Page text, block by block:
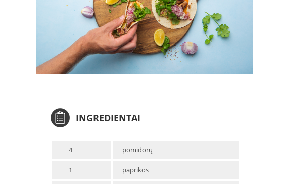
INGREDIENTAI
4 pomidorų
1 paprikos